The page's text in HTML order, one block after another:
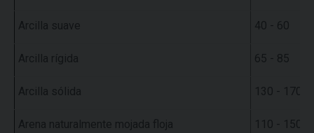
Arcilla suave 40 - 60
Arcilla rígida 65 - 85
Arcilla sólida 130 - 170
Arena naturalmente mojada floja 110 - 150